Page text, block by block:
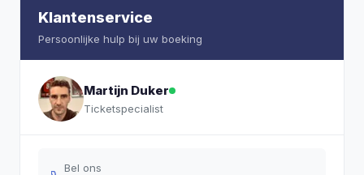
Klantenservice
Persoonlijke hulp bij uw boeking
Martijn Duker
Ticketspecialist
Bel ons